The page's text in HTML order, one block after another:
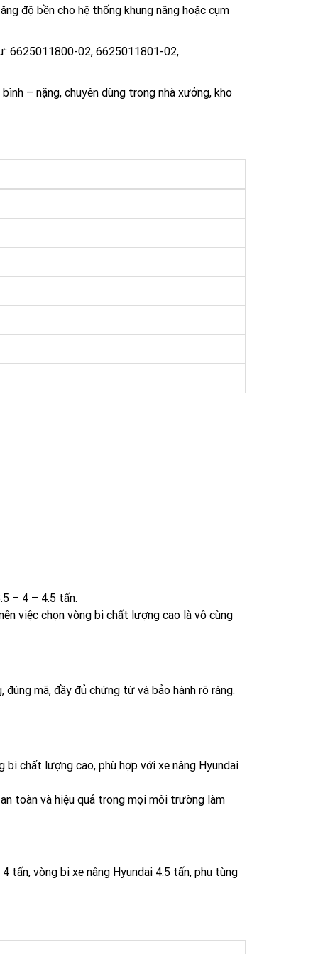
độ bền cho hệ thống khung nâng hoặc cụm
6625011800-02, 6625011801-02,
– nặng, chuyên dùng trong nhà xưởng, kho
– 4 – 4.5 tấn.
việc chọn vòng bi chất lượng cao là vô cùng
mã, đầy đủ chứng từ và bảo hành rõ ràng.
chất lượng cao, phù hợp với xe nâng Hyundai
toàn và hiệu quả trong mọi môi trường làm
tấn, vòng bi xe nâng Hyundai 4.5 tấn, phụ tùng